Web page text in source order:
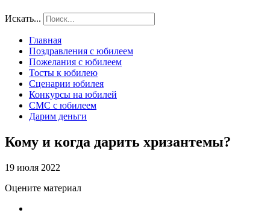
Искать...
Главная
Поздравления с юбилеем
Пожелания с юбилеем
Тосты к юбилею
Сценарии юбилея
Конкурсы на юбилей
СМС с юбилеем
Дарим деньги
Кому и когда дарить хризантемы?
19 июля 2022
Оцените материал